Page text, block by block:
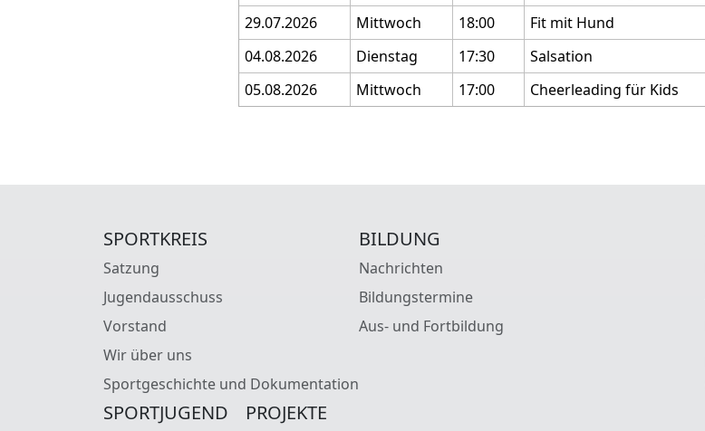
29.07.2026 Mittwoch 18:00 Fit mit Hund
04.08.2026
Dienstag 17:30 Salsation
05.08.2026
Mittwoch 17:00 Cheerleading für Kids
SPORTKREIS
Satzung
Jugendausschuss
Vorstand
Wir über uns
Sportgeschichte und Dokumentation
BILDUNG
Nachrichten
Bildungstermine
Aus- und Fortbildung
SPORTJUGEND PROJEKTE